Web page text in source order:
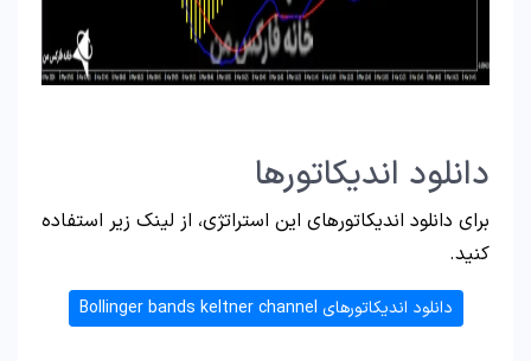
دانلود اندیکاتورها
برای دانلود اندیکاتورهای این استراتژی، از لینک زیر استفاده
کنید.
دانلود اندیکاتورهای Bollinger bands keltner channel